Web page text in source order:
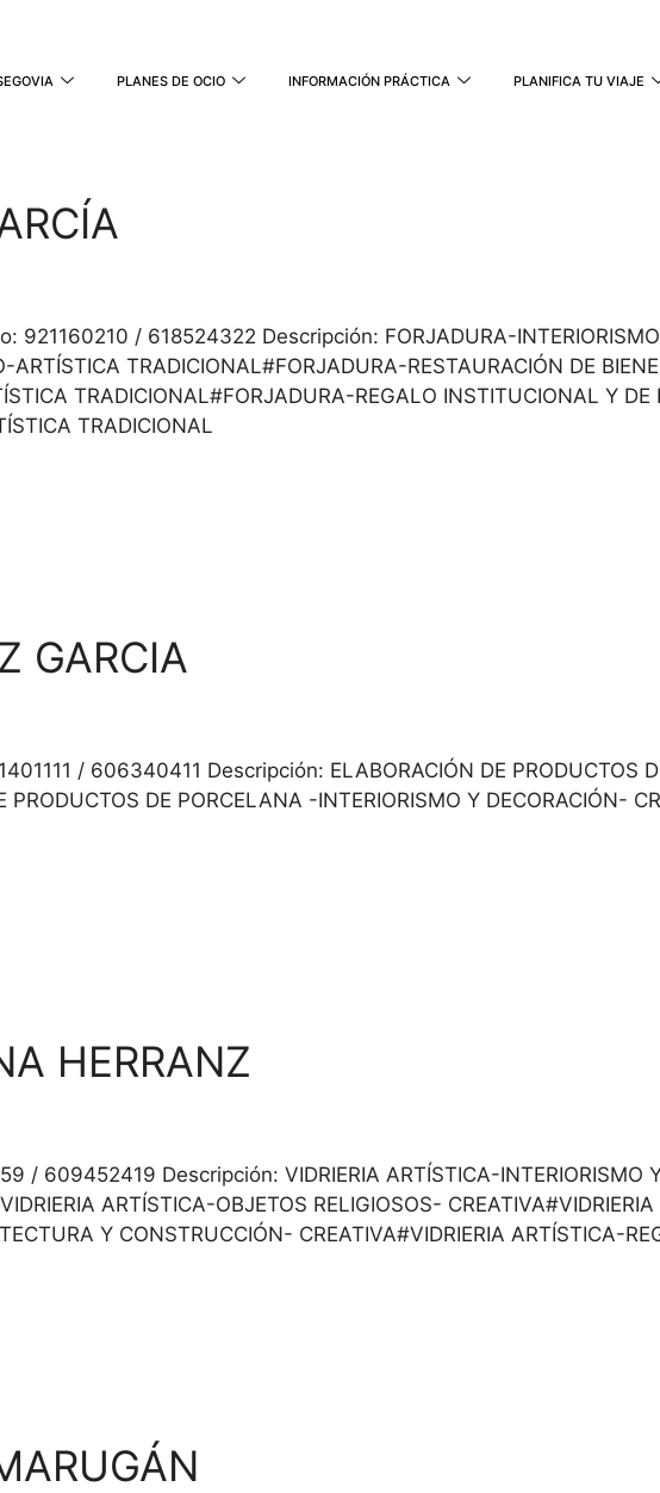
PLANES DE OCIO INFORMACIÓN PRÁCTICA PLANIFICA TU VIAJE
921160210 / 618524322 Descripción: FORJADURA-
TRADICIONAL#FORJADURA-RESTAURACIÓN DE
TRADICIONAL#FORJADURA-REGALO INSTITUCIONAL Y
TRADICIONAL
GARCIA
/ 606340411 Descripción: ELABORACIÓN DE PRODUCTOS
DE PORCELANA -INTERIORISMO Y DECORACIÓN-
HERRANZ
/ 609452419 Descripción: VIDRIERIA ARTÍSTICA-INTERIORISMO
ARTÍSTICA-OBJETOS RELIGIOSOS-
Y CONSTRUCCIÓN- CREATIVA#VIDRIERIA ARTÍSTICA-